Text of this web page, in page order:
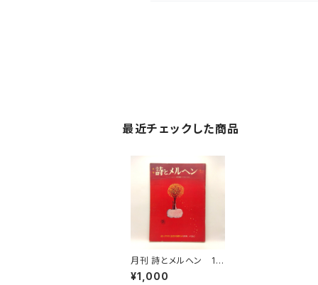
最近チェックした商品
月刊 詩とメルヘン 19
74年9月号
¥1,000